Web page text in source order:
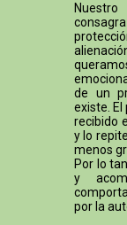
de un
existe.
recibido
y lo
menos
Por lo
y
por la